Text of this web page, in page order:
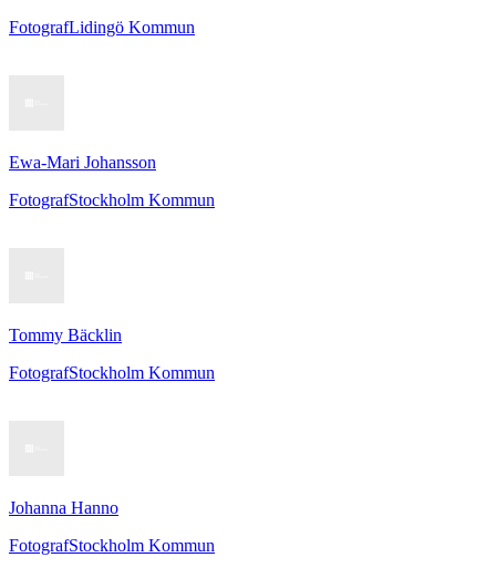
FotografLidingö Kommun
Ewa-Mari Johansson
FotografStockholm Kommun
Tommy Bäcklin
FotografStockholm Kommun
Johanna Hanno
FotografStockholm Kommun